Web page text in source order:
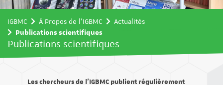
IGBMC À Propos de l'IGBMC
Actualités
Publications scientifiques
Publications scientifiques
Les chercheurs de l’IGBMC publient régulièrement